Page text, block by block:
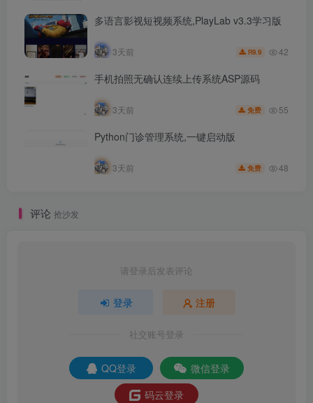
多语言影视短视频系统,PlayLab v3.3学习版
3天前 R9.9 42
手机拍照无确认连续上传系统ASP源码
3天前 免费 55
Python门诊管理系统,一键启动版
3天前 免费 48
评论 抢沙发
请登录后发表评论
登录 注册
社交账号登录
QQ登录
微信登录
码云登录